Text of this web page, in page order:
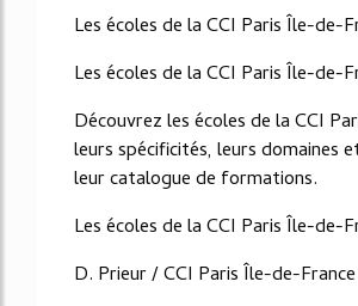
Les écoles de la CCI Paris Île-de-
Les écoles de la CCI Paris Île-de-
Découvrez les écoles de la CCI
leurs spécificités, leurs domaines
leur catalogue de formations.
Les écoles de la CCI Paris Île-de-
D. Prieur / CCI Paris Île-de-France